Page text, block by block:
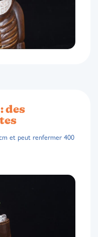
des
et peut renfermer 400